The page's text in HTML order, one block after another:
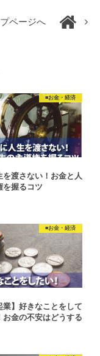
プページへ
■お金・経済
を渡さない！お金と人
を握るコツ
■お金・経済
業】好きなことをして
お金の不安はどうする